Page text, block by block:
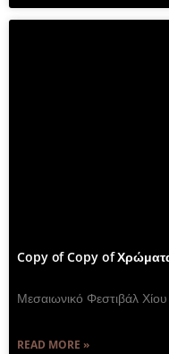
Copy of Copy of
Μεσαιωνικό Φεστιβάλ Χίου
READ MORE »